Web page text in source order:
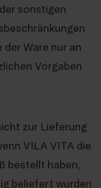
sonstigen
Ware nur an
Vorgaben
zur Lieferung
VILA VITA die
bestellt haben,
beliefert wurden